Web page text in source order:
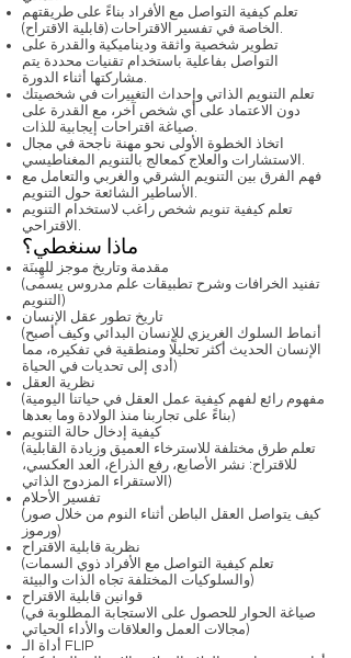
تعلم كيفية التواصل مع الأفراد بناءً على طريقتهم
الخاصة في تفسير الاقتراحات (قابلية الاقتراح).
تطوير شخصية واثقة وديناميكية والقدرة على
التواصل بفاعلية باستخدام تقنيات محددة يتم
مشاركتها أثناء الدورة.
تعلم التنويم الذاتي وإحداث التغييرات في شخصيتك
دون الاعتماد على أي شخص آخر، مع القدرة على
صياغة اقتراحات إيجابية للذات.
اتخاذ الخطوة الأولى نحو مهنة ناجحة في مجال
الاستشارات والعلاج كمعالج بالتنويم المغناطيسي.
فهم الفرق بين التنويم الشرقي والغربي والتعامل مع
الأساطير الشائعة حول التنويم.
تعلم كيفية تنويم شخص راغب لاستخدام التنويم
الاقتراحي.
ماذا سنغطي؟
مقدمة وتاريخ موجز للهِبنَة
(تفنيد الخرافات وشرح تطبيقات علم مدروس يسمى
التنويم)
تاريخ تطور عقل الإنسان
(أنماط السلوك الغريزي للإنسان البدائي وكيف أصبح
الإنسان الحديث أكثر تحليلًا ومنطقية في تفكيره، مما
أدى إلى تحديات في الحياة)
نظرية العقل
(مفهوم رائع لفهم كيفية عمل العقل في حياتنا اليومية
بناءً على تجاربنا منذ الولادة وما بعدها)
كيفية إدخال حالة التنويم
(تعلم طرق مختلفة للاسترخاء العميق وزيادة القابلية
للاقتراح: نشر الأصابع، رفع الذراع، العد العكسي،
الاستقراء المزدوج الذاتي)
تفسير الأحلام
(كيف يتواصل العقل الباطن أثناء النوم من خلال صور
ورموز)
نظرية قابلية الاقتراح
(تعلم كيفية التواصل مع الأفراد ذوي السمات
والسلوكيات المختلفة تجاه الذات والبيئة)
قوانين قابلية الاقتراح
(صياغة الحوار للحصول على الاستجابة المطلوبة في
مجالات العمل والعلاقات والأداء الحياتي)
أداة الـ FLIP